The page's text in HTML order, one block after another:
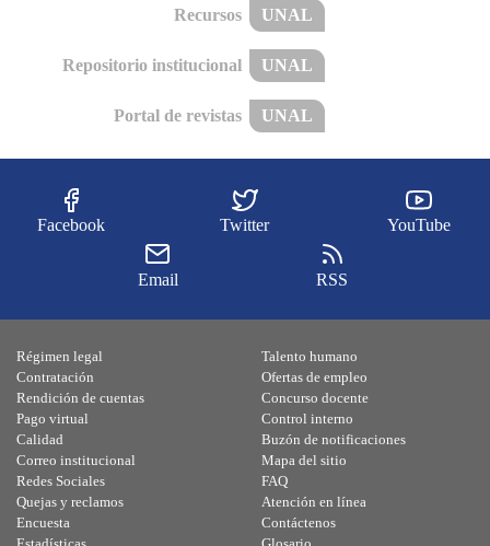
Recursos UNAL
Repositorio institucional UNAL
Portal de revistas UNAL
Facebook Twitter YouTube
Email RSS
Régimen legal
Contratación
Rendición de cuentas
Pago virtual
Calidad
Talento humano
Ofertas de empleo
Concurso docente
Control interno
Buzón de notificaciones
Correo institucional
Redes Sociales
Quejas y reclamos
Encuesta
Mapa del sitio
FAQ
Atención en línea
Contáctenos